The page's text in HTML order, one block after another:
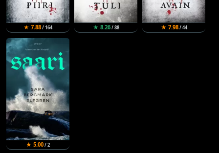
★ 7.88/ 164 ★ 8.26/ 88 ★ 7.98/ 44
★ 5.00/ 2